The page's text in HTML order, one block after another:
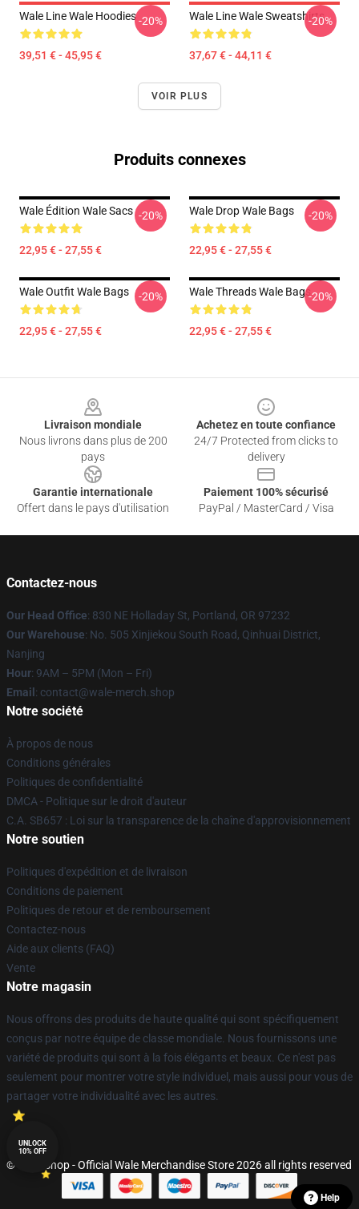
Wale Line Wale Hoodies
39,51 € - 45,95 €
-20% Wale Line Wale Sweatshirts
37,67 € - 44,11 €
-20%
VOIR PLUS
Produits connexes
Wale Édition Wale Sacs
22,95 € - 27,55 €
-20% Wale Drop Wale Bags
22,95 € - 27,55 €
-20%
Wale Outfit Wale Bags
22,95 € - 27,55 €
-20% Wale Threads Wale Bags
22,95 € - 27,55 €
-20%
Livraison mondiale
Nous livrons dans plus de 200
pays
Achetez en toute confiance
24/7 Protected from clicks to
delivery
Garantie internationale
Offert dans le pays d'utilisation
Paiement 100% sécurisé
PayPal / MasterCard / Visa
Contactez-nous
Our Head Office: 830 NE Holladay St, Portland, OR 97232
Our Warehouse: No. 505 Xinjiekou South Road, Qinhuai District,
Nanjing
Hour: 9AM – 5PM (Mon – Fri)
Email : contact@wale-merch.shop
Notre société
À propos de nous
Conditions générales
Politiques de confidentialité
DMCA - Politique sur le droit d'auteur
C.A. SB657 : Loi sur la transparence de la chaîne d'approvisionnement
Notre soutien
Politiques d'expédition et de livraison
Conditions de paiement
Politiques de retour et de remboursement
Contactez-nous
Aide aux clients (FAQ)
Vente
Notre magasin
Nous offrons des produits de haute qualité qui sont spécifiquement
conçus par notre équipe de classe mondiale. Nous fournissons une
variété de produits qui sont à la fois élégants et beaux. Ce n'est pas
seulement pour montrer votre style individuel, mais aussi pour vous de
partager votre individualité avec les autres.
© Wale Shop - Official Wale Merchandise Store 2026 all rights reserved
UNLOCK
10% OFF
Help